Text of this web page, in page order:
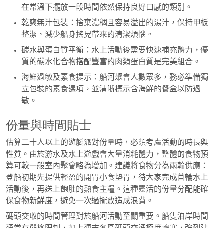
在常溫下擺放一段時間依然保持良好口感的類別。
乾爽無汁包裝：捨棄濃稠且容易溢出的湯汁，保持甲板
整潔，減少船身搖晃帶來的清潔煩惱。
碳水與蛋白質平衡：水上活動後需要快速補充體力，優
質的碳水化合物搭配豐富的肉類蛋白質是完美組合。
海鮮過敏及素食提示：船河聚會人數眾多，務必準備獨
立包裝的素食選項，並清晰標示含海鮮的餐盒以防過
敏。
份量與時間貼士
估算二十人以上的遊艇派對份量時，必須考慮活動的時長與
性質。由於游水及水上遊戲會大量消耗體力，整體的食物預
算可較一般室內聚會略為增加。建議將食物分為兩輪供應：
登船初期先提供輕盈的開胃小食墊胃，待大家完成首輪水上
活動後，再送上飽肚的熱食主糧。這種靈活的份量分配能確
保食物新鮮度，避免一次過擺放造成浪費。
碼頭交收的時間管理對於船河活動至關重要。船隻泊岸時間